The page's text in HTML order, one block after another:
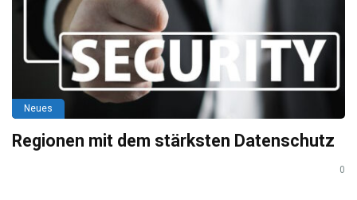
Neues
Regionen mit dem stärksten Datenschutz
0